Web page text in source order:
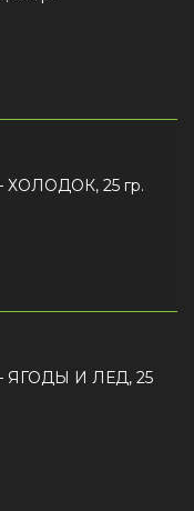
ХОЛОДОК, 25 гр.
— ЯГОДЫ И ЛЕД, 25